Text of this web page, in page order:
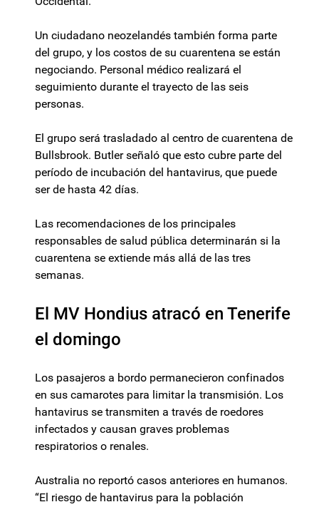
Un ciudadano neozelandés también forma parte
del grupo, y los costos de su cuarentena se están
negociando. Personal médico realizará el
seguimiento durante el trayecto de las seis
personas.
El grupo será trasladado al centro de cuarentena de
Bullsbrook. Butler señaló que esto cubre parte del
período de incubación del hantavirus, que puede
ser de hasta 42 días.
Las recomendaciones de los principales
responsables de salud pública determinarán si la
cuarentena se extiende más allá de las tres
semanas.
El MV Hondius atracó en Tenerife
el domingo
Los pasajeros a bordo permanecieron confinados
en sus camarotes para limitar la transmisión. Los
hantavirus se transmiten a través de roedores
infectados y causan graves problemas
respiratorios o renales.
Australia no reportó casos anteriores en humanos.
“El riesgo de hantavirus para la población